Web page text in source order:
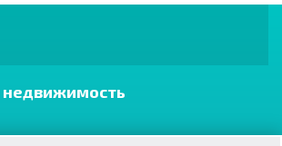
недвижимость